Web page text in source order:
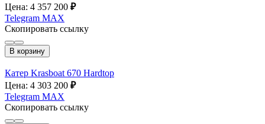
Цена: 4 357 200 ₽
Telegram MAX
Скопировать ссылку
В корзину
Катер Krasboat 670 Hardtop
Цена: 4 303 200 ₽
Telegram MAX
Скопировать ссылку